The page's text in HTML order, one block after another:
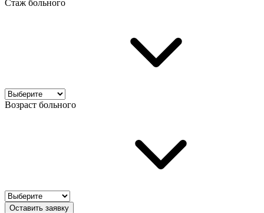
Стаж больного
Возраст больного
Оставить заявку